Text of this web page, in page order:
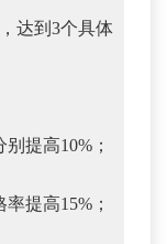
达到3个具体
提高10%；
提高15%；